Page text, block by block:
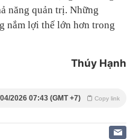
năng quản trị. Những
nắm lợi thế lớn hơn trong
Thúy Hạnh
Copy link
2026 07:43 (GMT +7)